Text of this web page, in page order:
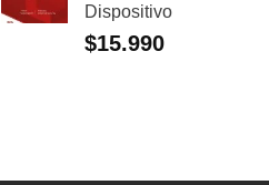
Dispositivo
$15.990